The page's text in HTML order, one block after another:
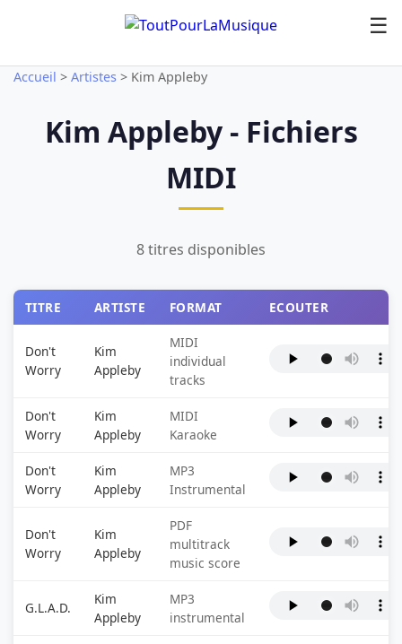
☰
Accueil > Artistes > Kim Appleby
Kim Appleby - Fichiers
MIDI
8 titres disponibles
TITRE ARTISTE FORMAT ECOUTER
Don't
Worry
Kim
Appleby
MIDI
individual
tracks
Don't
Worry
Kim
Appleby
MIDI
Karaoke
Don't
Worry
Kim
Appleby
MP3
Instrumental
Don't
Worry
Kim
Appleby
PDF
multitrack
music score
G.L.A.D.
Kim
Appleby
MP3
instrumental